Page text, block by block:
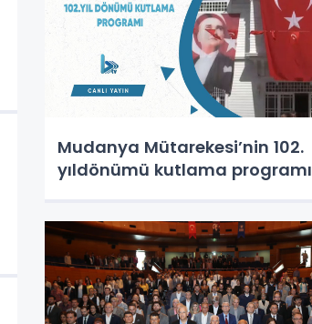
Mudanya Mütarekesi’nin 102.
yıldönümü kutlama programı